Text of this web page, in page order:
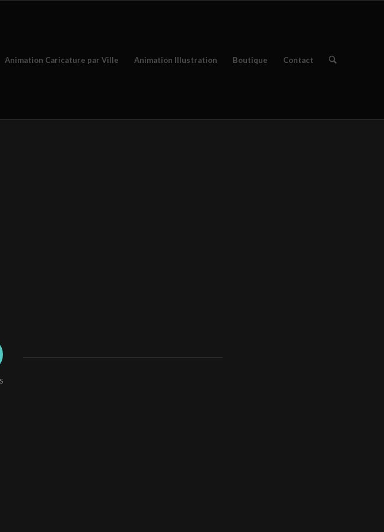
Animation Caricature par Ville Animation Illustration Boutique Contact